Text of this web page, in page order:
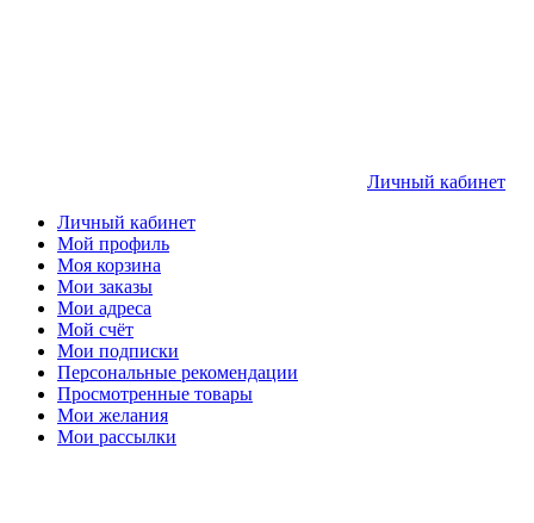
Личный кабинет
Личный кабинет
Мой профиль
Моя корзина
Мои заказы
Мои адреса
Мой счёт
Мои подписки
Персональные рекомендации
Просмотренные товары
Мои желания
Мои рассылки